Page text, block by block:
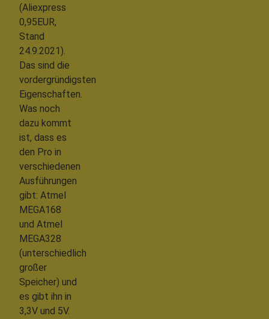
(Aliexpress
0,95EUR,
Stand
24.9.2021).
Das sind die
vordergründigsten
Eigenschaften.
Was noch
dazu kommt
ist, dass es
den Pro in
verschiedenen
Ausführungen
gibt: Atmel
MEGA168
und Atmel
MEGA328
(unterschiedlich
großer
Speicher) und
es gibt ihn in
3,3V und 5V.